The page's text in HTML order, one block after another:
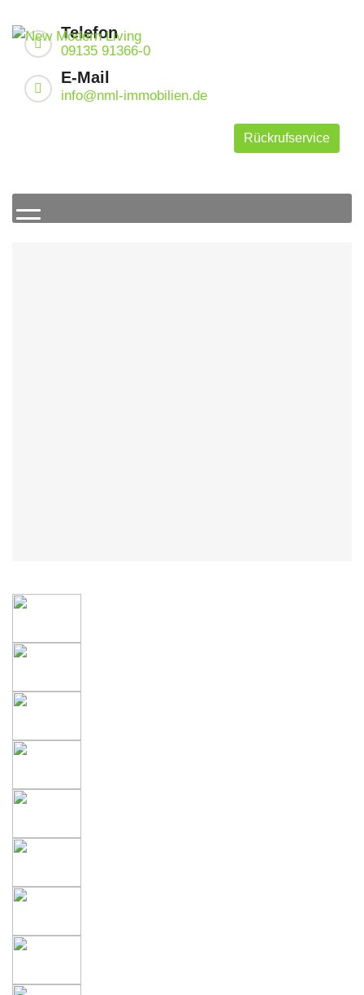
Inhalt
springen
Telefon
09135 91366-0
E-Mail
info@nml-immobilien.de
Rückrufservice